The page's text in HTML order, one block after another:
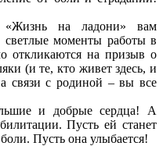
«Жизнь на ладони» вам
светлые моменты работы в
откликаются на призыв о
(и те, кто живет здесь, и
связи с родиной – вы все
и добрые сердца! А
Пусть ей станет
Пусть она улыбается!